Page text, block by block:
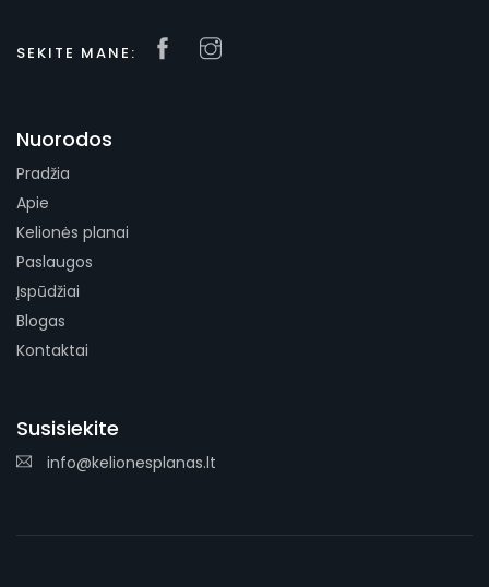
SEKITE MANE:
Nuorodos
Pradžia
Apie
Kelionės planai
Paslaugos
Įspūdžiai
Blogas
Kontaktai
Susisiekite
info@kelionesplanas.lt